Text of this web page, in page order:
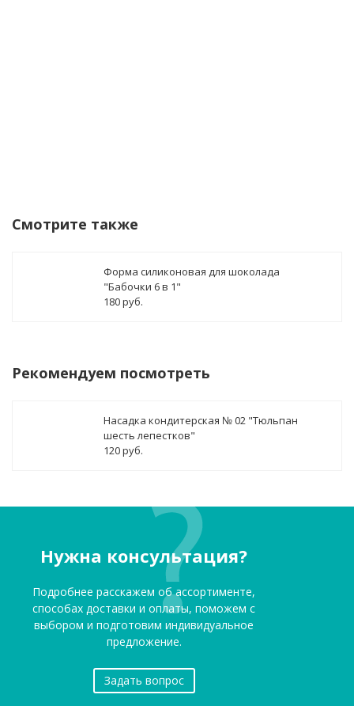
Смотрите также
Форма силиконовая для шоколада
"Бабочки 6 в 1"
180 руб.
Рекомендуем посмотреть
Насадка кондитерская № 02 "Тюльпан
шесть лепестков"
120 руб.
Нужна консультация?
Подробнее расскажем об ассортименте,
способах доставки и оплаты, поможем с
выбором и подготовим индивидуальное
предложение.
Задать вопрос